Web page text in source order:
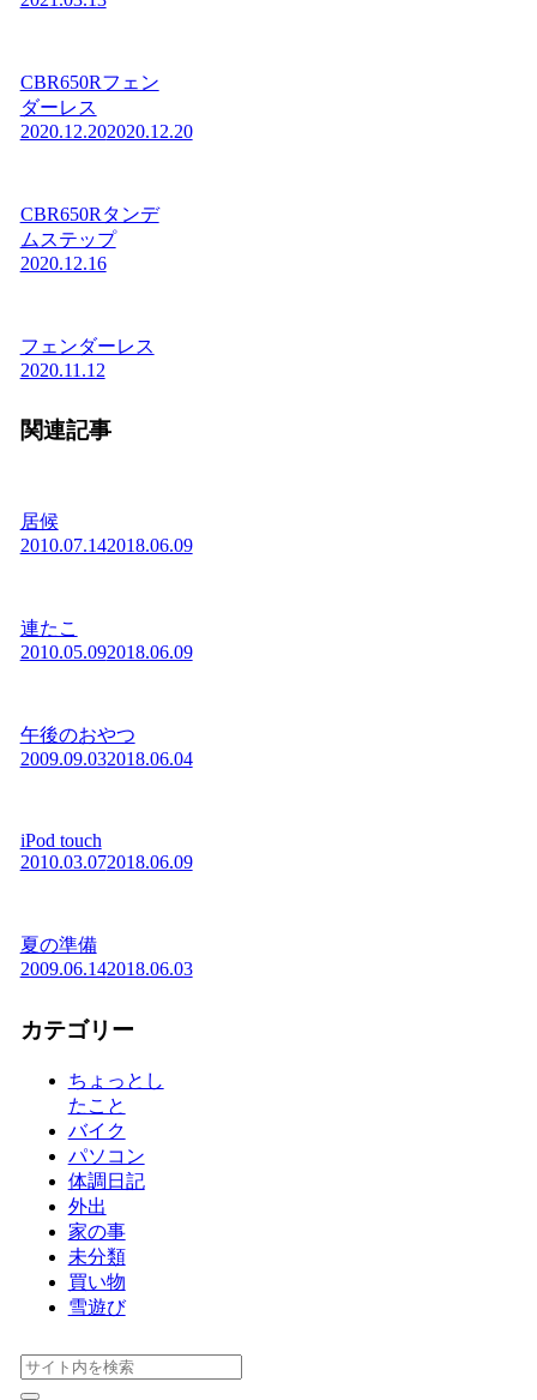
CBR650Rフェン
ダーレス
2020.12.202020.12.20
CBR650Rタンデ
ムステップ
2020.12.16
フェンダーレス
2020.11.12
関連記事
居候
2010.07.142018.06.09
連たこ
2010.05.092018.06.09
午後のおやつ
2009.09.032018.06.04
iPod touch
2010.03.072018.06.09
夏の準備
2009.06.142018.06.03
カテゴリー
ちょっとし
たこと
バイク
パソコン
体調日記
外出
家の事
未分類
買い物
雪遊び